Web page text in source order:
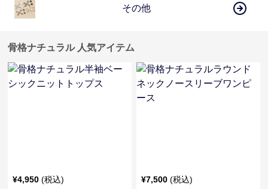
その他
骨格ナチュラル 人気アイテム
¥4,950 (税込) ¥7,500 (税込)